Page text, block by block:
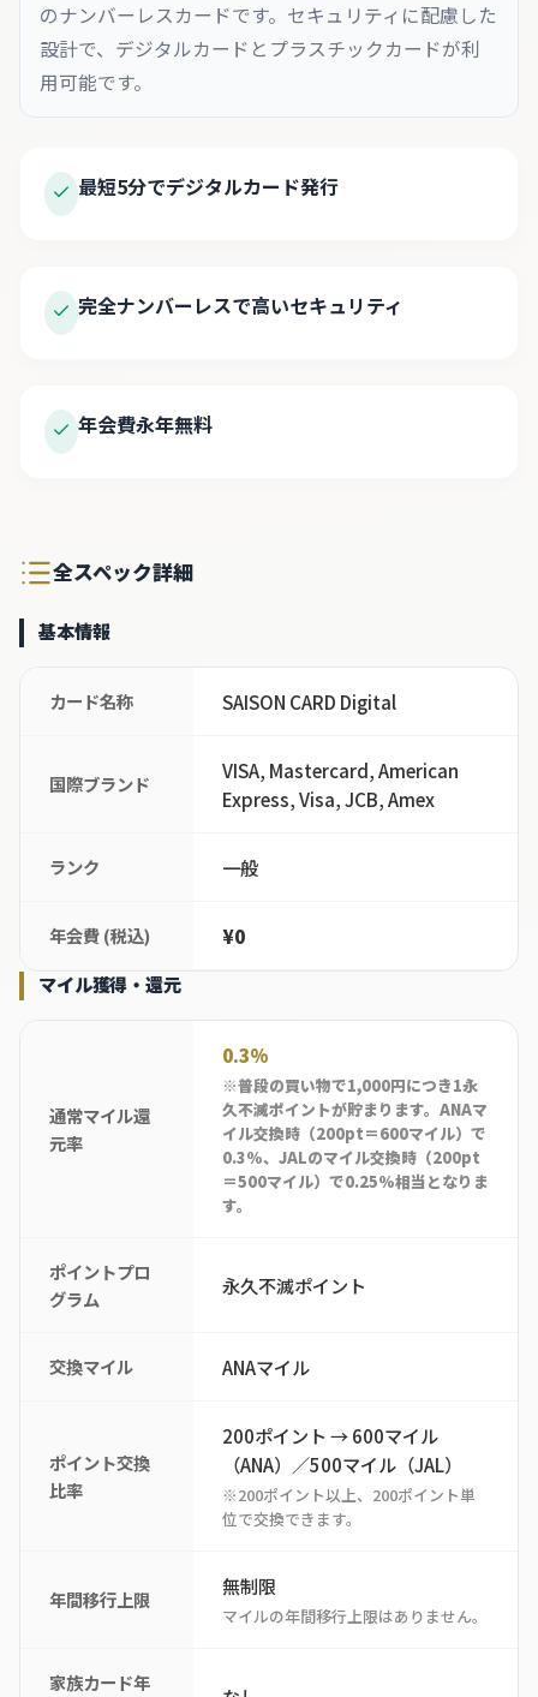
のナンバーレスカードです。セキュリティに配慮した
設計で、デジタルカードとプラスチックカードが利
用可能です。
最短5分でデジタルカード発行
完全ナンバーレスで高いセキュリティ
年会費永年無料
全スペック詳細
基本情報
カード名称 SAISON CARD Digital
国際ブランド
VISA, Mastercard, American
Express, Visa, JCB, Amex
ランク 一般
年会費 (税込) ¥0
マイル獲得・還元
通常マイル還
元率
0.3%
※普段の買い物で1,000円につき1永
久不滅ポイントが貯まります。ANAマ
イル交換時（200pt＝600マイル）で
0.3%、JALのマイル交換時（200pt
＝500マイル）で0.25%相当となりま
す。
ポイントプロ
グラム
永久不滅ポイント
交換マイル ANAマイル
ポイント交換
比率
200ポイント → 600マイル
（ANA）／500マイル（JAL）
※200ポイント以上、200ポイント単
位で交換できます。
年間移行上限
無制限
マイルの年間移行上限はありません。
家族カード年